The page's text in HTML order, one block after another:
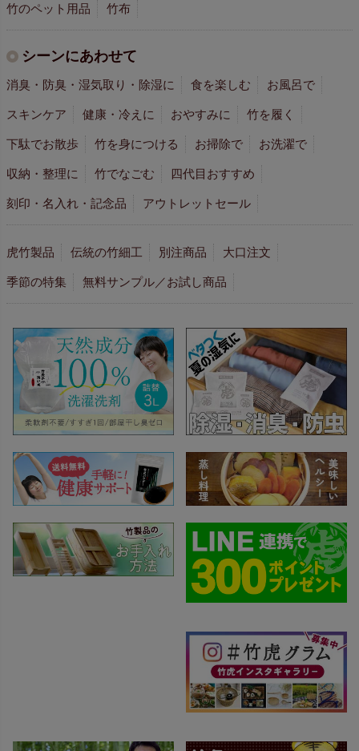
竹のペット用品 竹布
シーンにあわせて
消臭・防臭・湿気取り・除湿に 食を楽しむ お風呂で
スキンケア 健康・冷えに おやすみに 竹を履く
下駄でお散歩 竹を身につける お掃除で お洗濯で
収納・整理に 竹でなごむ 四代目おすすめ
刻印・名入れ・記念品 アウトレットセール
虎竹製品 伝統の竹細工 別注商品 大口注文
季節の特集 無料サンプル／お試し商品